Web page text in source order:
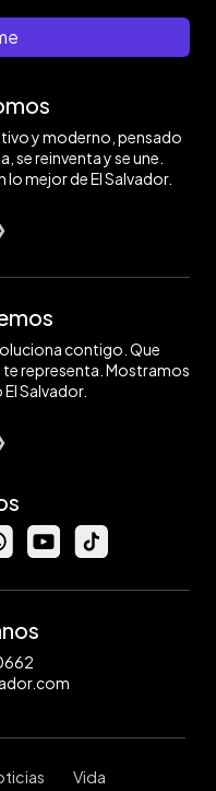
y moderno, pensado
se reinventa y se une.
mejor de El Salvador.
contigo. Que
representa. Mostramos
Salvador.
Vida